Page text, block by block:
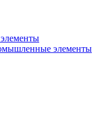
элементы